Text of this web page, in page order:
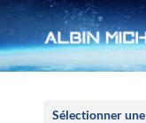
Sélectionner une
Panneau de gestion